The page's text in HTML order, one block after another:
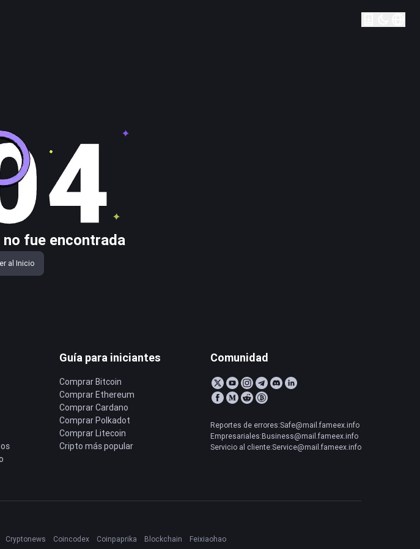
no fue encontrada
al Inicio
Guía para iniciantes
Comprar Bitcoin
Comprar Ethereum
Comprar Cardano
Comprar Polkadot
Comprar Litecoin
Cripto más popular
Comunidad
Reportes de errores:Safe@mail.fameex.info
Empresariales:Business@mail.fameex.info
Servicio al cliente:Service@mail.fameex.info
Cryptonews Coincodex Coinpaprika Blockchain
Feixiaohao